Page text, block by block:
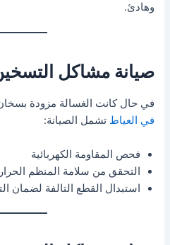
وهادئ.
صيانة مشاكل
في حال كانت الغسالة مزودة
في العياط تشمل الصيانة:
فحص المقاومة الكهربائية
التحقق من سلامة المنظم
استبدال القطع التالفة لضمان